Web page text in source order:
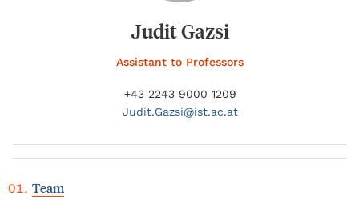
Judit Gazsi
Assistant to Professors
+43 2243 9000 1209
Judit.Gazsi@ist.ac.at
Team